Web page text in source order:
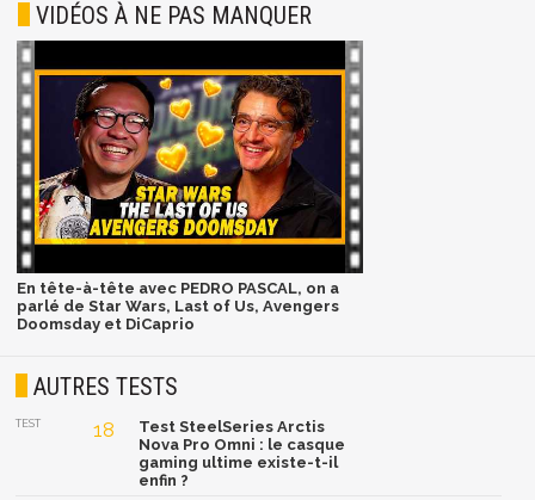
VIDÉOS À NE PAS MANQUER
En tête-à-tête avec PEDRO PASCAL, on a
parlé de Star Wars, Last of Us, Avengers
Doomsday et DiCaprio
AUTRES TESTS
TEST 18
Test SteelSeries Arctis
Nova Pro Omni : le casque
gaming ultime existe-t-il
enfin ?